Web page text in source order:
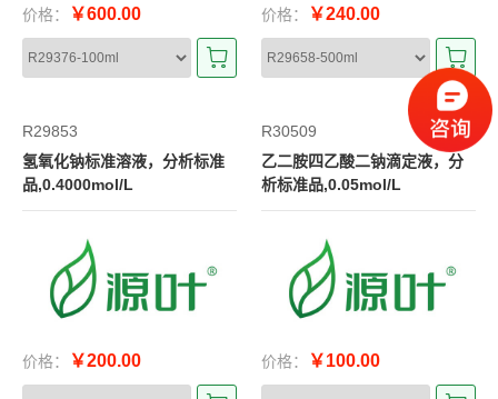
价格： ￥600.00 价格： ￥240.00
R29853
氢氧化钠标准溶液，分析标准
品,0.4000mol/L
价格： ￥200.00
R30509
乙二胺四乙酸二钠滴定液，分
析标准品,0.05mol/L
价格： ￥100.00